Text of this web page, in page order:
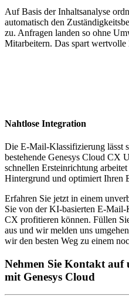
Auf Basis der Inhaltsanalyse
automatisch den
zu. Anfragen landen so ohne
Mitarbeitern. Das spart
Nahtlose Integration
Die E-Mail-Klassifizierung lässt
bestehende Genesys Cloud CX
schnellen Ersteinrichtung
Hintergrund und optimiert Ihren
Erfahren Sie jetzt in einem
Sie von der KI-basierten E-
CX profitieren können. Füllen
aus und wir melden uns
wir den besten Weg zu einem
Nehmen Sie Kontakt auf
mit Genesys Cloud